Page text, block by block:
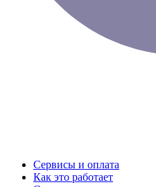
Сервисы и оплата
Как это работает